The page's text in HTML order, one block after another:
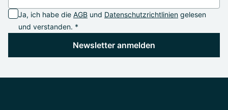
Ja, ich habe die AGB und Datenschutzrichtlinien gelesen
und verstanden. *
Newsletter anmelden